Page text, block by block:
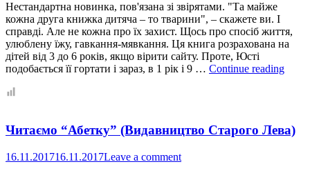
Нестандартна новинка, пов'язана зі звірятами. "Та майже
кожна друга книжка дитяча – то тварини", – скажете ви. І
справді. Але не кожна про їх захист. Щось про спосіб життя,
улюблену їжу, гавкання-мявкання. Ця книга розрахована на
дітей від 3 до 6 років, якщо вірити сайту. Проте, Юсті
подобається її гортати і зараз, в 1 рік і 9 … Continue reading
Читаємо “Абетку” (Видавництво Старого Лева)
16.11.201716.11.2017Leave a comment